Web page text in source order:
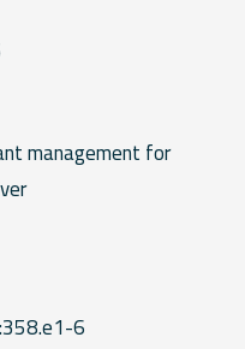
management for
6